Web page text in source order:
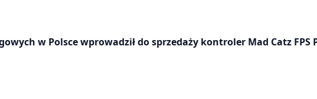
w Polsce wprowadził do sprzedaży kontroler Mad Catz FPS